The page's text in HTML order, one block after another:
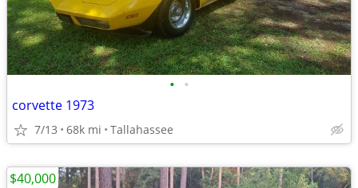
• •
corvette 1973
7/13 68k mi Tallahassee
$40,000